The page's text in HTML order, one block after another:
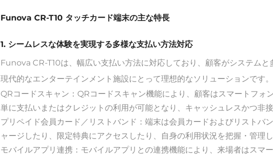
Funova CR-T10 タッチカード端末の主な特長
1. シームレスな体験を実現する多様な支払い方法対応
Funova CR-T10は、幅広い支払い方法に対応しており、顧客がシステム
現代的なエンターテインメント施設にとって理想的なソリューションです。
QRコードスキャン：QRコードスキャン機能により、顧客はスマートフォ
単に支払いまたはクレジットの利用が可能となり、キャッシュレスかつ非
プリペイド会員カード／リストバンド：端末は会員カードおよびリストバ
ャージしたり、限定特典にアクセスしたり、自身の利用状況を把握・管理
モバイルアプリ連携：モバイルアプリとの連携機能により、来場者はスマ